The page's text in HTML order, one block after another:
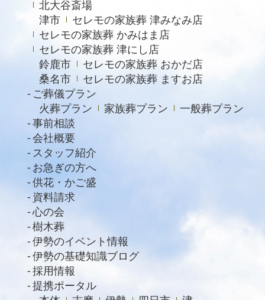
2022年8月
2022年4月
2022年2月
2021年11月
2021年6月
2021年4月
2021年2月
2021年1月
2020年12月
2020年11月
2020年10月
2020年9月
2020年8月
2020年7月
北大谷斎場
津市
セレモの家族葬 津みなみ店
セレモの家族葬 かみはま店
セレモの家族葬 津にし店
鈴鹿市
セレモの家族葬 おかだ店
桑名市
セレモの家族葬 ますお店
ご葬儀プラン
火葬プラン
家族葬プラン
一般葬プラン
事前相談
会社概要
スタッフ紹介
お急ぎの方へ
供花・かご盛
資料請求
心の会
樹木葬
伊勢のイベント情報
伊勢の基礎知識ブログ
採用情報
提携ポータル